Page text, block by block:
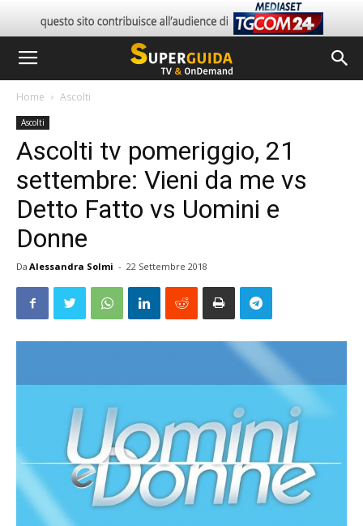
Home Ascolti
Ascolti
Ascolti tv pomeriggio, 21
settembre: Vieni da me vs
Detto Fatto vs Uomini e
Donne
Da Alessandra Solmi - 22 Settembre 2018